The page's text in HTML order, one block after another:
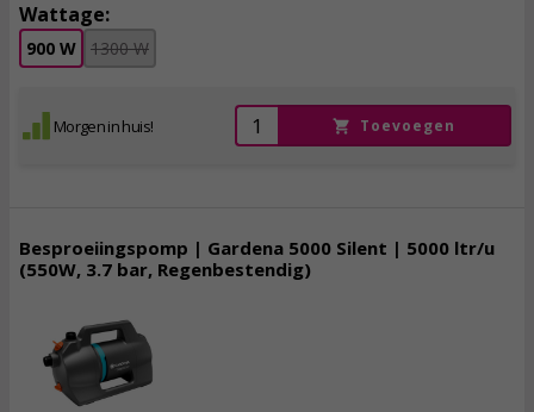
Wattage:
900 W 1300 W
Morgen in huis! Toevoegen
Besproeiingspomp | Gardena 5000 Silent | 5000 ltr/u
(550W, 3.7 bar, Regenbestendig)